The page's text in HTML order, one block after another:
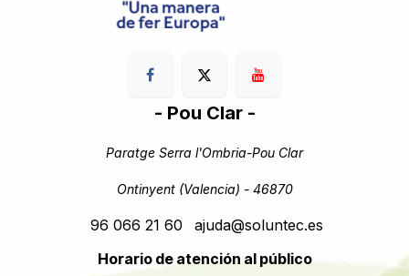
- Pou Clar -
Paratge Serra l'Ombria-Pou Clar
Ontinyent (Valencia) - 46870
96 066 21 60
ajuda@soluntec.es
Horario de atención al público